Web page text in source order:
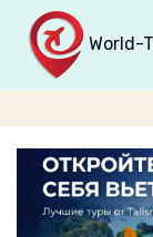
World-